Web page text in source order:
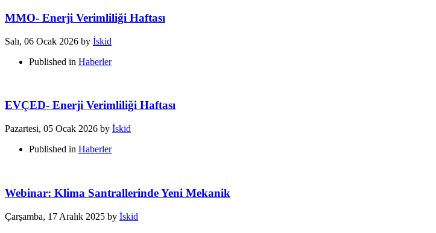
MMO- Enerji Verimliliği Haftası
Salı, 06 Ocak 2026 by İskid
Published in Haberler
EVÇED- Enerji Verimliliği Haftası
Pazartesi, 05 Ocak 2026 by İskid
Published in Haberler
Webinar: Klima Santrallerinde Yeni Mekanik
Çarşamba, 17 Aralık 2025 by İskid